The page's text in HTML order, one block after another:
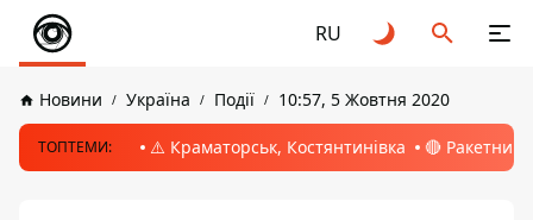
RU
Новини Україна Події 10:57, 5 Жовтня 2020
ТОПТЕМИ: ⚠️ Краматорськ, Костянтинівка 🔴 Ракетний